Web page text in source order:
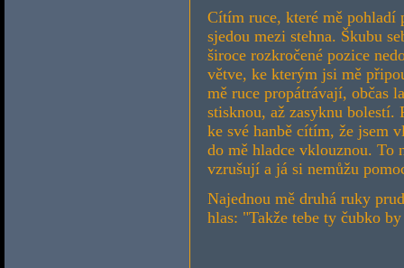
Cítím ruce, které mě pohladí
sjedou mezi stehna. Škubu
široce rozkročené pozice
větve, ke kterým jsi mě
mě ruce propátrávají, občas
stisknou, až zasyknu bolestí.
ke své hanbě cítím, že jsem
do mě hladce vklouznou. To
vzrušují a já si nemůžu
Najednou mě druhá ruky
hlas: "Takže tebe ty čubko